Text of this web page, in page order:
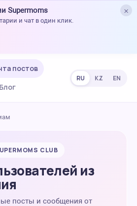
×
Supermoms
и чат в один клик.
постов
Блог
RU KZ EN
CLUB
из
посты и сообщения от